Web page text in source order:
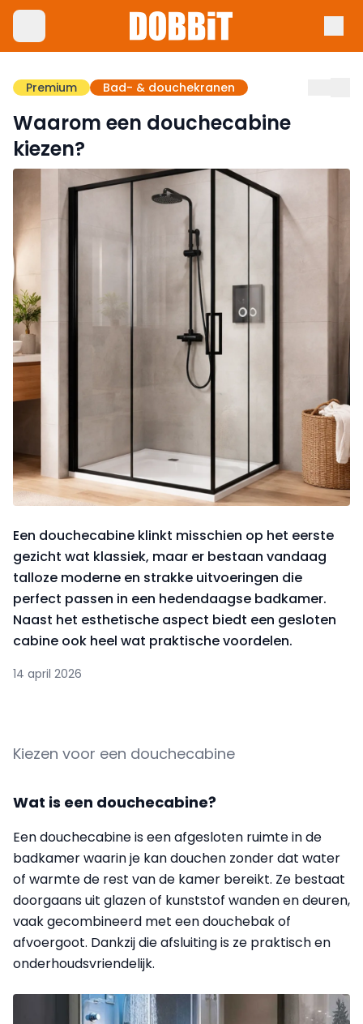
Premium Bad- & douchekranen
Waarom een douchecabine
kiezen?
Een douchecabine klinkt misschien op het eerste
gezicht wat klassiek, maar er bestaan vandaag
talloze moderne en strakke uitvoeringen die
perfect passen in een hedendaagse badkamer.
Naast het esthetische aspect biedt een gesloten
cabine ook heel wat praktische voordelen.
14 april 2026
Kiezen voor een douchecabine
Wat is een douchecabine?
Een douchecabine is een afgesloten ruimte in de
badkamer waarin je kan douchen zonder dat water
of warmte de rest van de kamer bereikt. Ze bestaat
doorgaans uit glazen of kunststof wanden en deuren,
vaak gecombineerd met een douchebak of
afvoergoot. Dankzij die afsluiting is ze praktisch en
onderhoudsvriendelijk.